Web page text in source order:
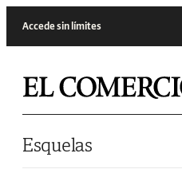
Accede sin límites
Esquelas